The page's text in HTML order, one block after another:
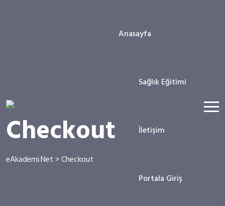
Anasayfa
Sağlık Eğitimi
İletişim
Portala Giriş
Checkout
eAkademi.Net >Checkout